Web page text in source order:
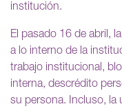
institución.
El pasado 16 de abril,
a lo interno de la
trabajo institucional,
interna, descrédito
su persona. Incluso, la